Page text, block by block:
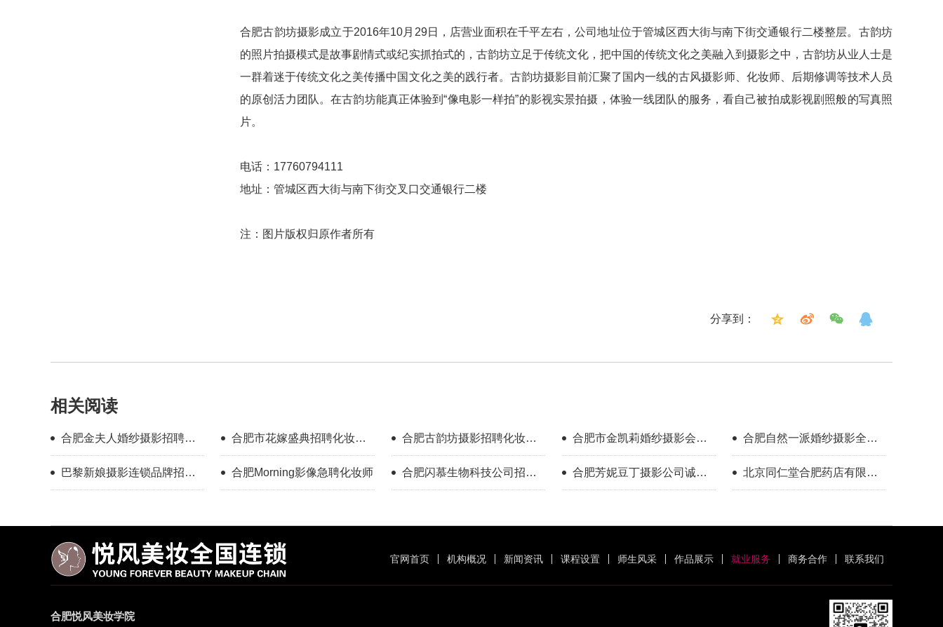
合肥古韵坊摄影成立于2016年10月29日，店营业面积在千平左右，公司地址位于管城区西大街与南下街交通银行二楼整层。古韵坊
的照片拍摄模式是故事剧情式或纪实抓拍式的，古韵坊立足于传统文化，把中国的传统文化之美融入到摄影之中，古韵坊从业人士是
一群着迷于传统文化之美传播中国文化之美的践行者。古韵坊摄影目前汇聚了国内一线的古风摄影师、化妆师、后期修调等技术人员
的原创活力团队。在古韵坊能真正体验到“像电影一样拍”的影视实景拍摄，体验一线团队的服务，看自己被拍成影视剧照般的写真照
片。
电话：17760794111
地址：管城区西大街与南下街交叉口交通银行二楼
注：图片版权归原作者所有
分享到：
相关阅读
合肥金夫人婚纱摄影招聘化
妆师
合肥市花嫁盛典招聘化妆师
（月薪5000-20000）
合肥古韵坊摄影招聘化妆师
4000+提成
合肥市金凯莉婚纱摄影会馆
招聘化妆师
合肥自然一派婚纱摄影全球
旅拍急聘化妆师
巴黎新娘摄影连锁品牌招聘
化妆师
合肥Morning影像急聘化妆师
合肥闪慕生物科技公司招聘
美甲师
合肥芳妮豆丁摄影公司诚聘
化妆师
北京同仁堂合肥药店有限公
司招聘美甲师
官网首页 机构概况 新闻资讯 课程设置 师生风采 作品展示 就业服务 商务合作 联系我们
合肥悦风美妆学院